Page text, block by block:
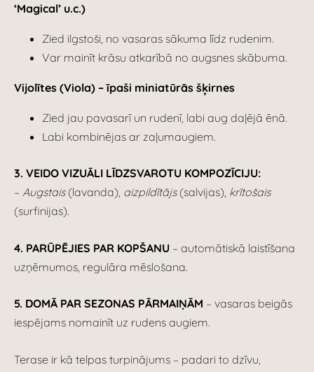
‘Magical’ u.c.)
Zied ilgstoši, no vasaras sākuma līdz rudenim.
Var mainīt krāsu atkarībā no augsnes skābuma.
Vijolītes (Viola) – īpaši miniatūrās šķirnes
Zied jau pavasarī un rudenī, labi aug daļējā ēnā.
Labi kombinējas ar zaļumaugiem.
3. VEIDO VIZUĀLI LĪDZSVAROTU KOMPOZĪCIJU:
– Augstais(lavanda), aizpildītājs(salvijas), krītošais
(surfinijas).
4. PARŪPĒJIES PAR KOPŠANU – automātiskā laistīšana
uzņēmumos, regulāra mēslošana.
5. DOMĀ PAR SEZONAS PĀRMAIŅĀM – vasaras beigās
iespējams nomainīt uz rudens augiem.
Terase ir kā telpas turpinājums – padari to dzīvu,